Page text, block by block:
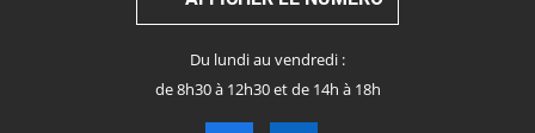
Du lundi au vendredi :
de 8h30 à 12h30 et de 14h à 18h